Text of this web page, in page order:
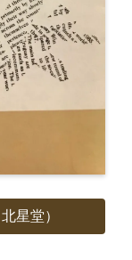
星堂）